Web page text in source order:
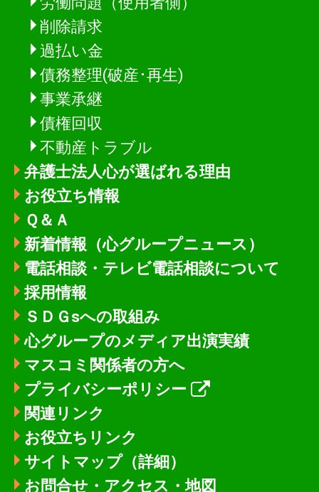
削除請求
過払い金
債務整理(破産･再生)
事業承継
債権回収
不動産トラブル
弁護士法人心が選ばれる理由
お役立ち情報
Ｑ＆Ａ
新着情報 （心グループニュース）
電話相談・テレビ電話相談について
採用情報
ＳＤＧsへの取組み
心グループのメディア出演実績
マスコミ関係者の方へ
プライバシーポリシー
関連リンク
お役立ちリンク
サイトマップ（詳細）
お問合せ・アクセス・地図